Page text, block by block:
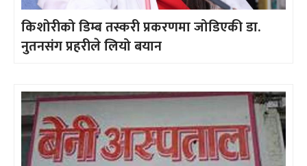
किशोरीको डिम्ब तस्करी प्रकरणमा जोडिएकी डा.
नुतनसंग प्रहरीले लियो बयान